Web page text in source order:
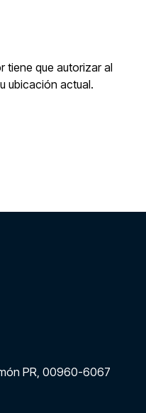
tiene que autorizar al
ubicación actual.
PR, 00960-6067